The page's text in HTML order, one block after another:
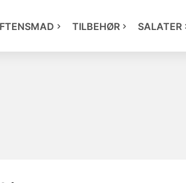
TILBEHØR SALATER